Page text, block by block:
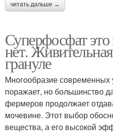
читать дальше →
Суперфосфат
нет.
грануле
Многообразие современных
поражает, но большинство
фермеров продолжает
мочевине. Этот выбор
вещества, а его высокой